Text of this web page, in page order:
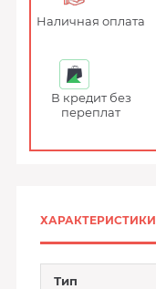
Наличная оплата
В кредит без
переплат
ХАРАКТЕРИСТИКИ
Тип